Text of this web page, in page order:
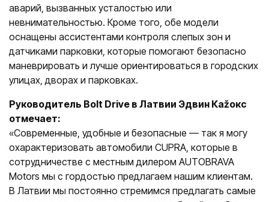
аварий, вызванных усталостью или
невнимательностью. Кроме того, обе модели
оснащены ассистентами контроля слепых зон и
датчиками парковки, которые помогают безопасно
маневрировать и лучше ориентироваться в городских
улицах, дворах и парковках.
Руководитель Bolt Drive в Латвии Эдвин Каžокс
отмечает:
«Современные, удобные и безопасные — так я могу
охарактеризовать автомобили CUPRA, которые в
сотрудничестве с местным дилером AUTOBRAVA
Motors мы с гордостью предлагаем нашим клиентам.
В Латвии мы постоянно стремимся предлагать самые